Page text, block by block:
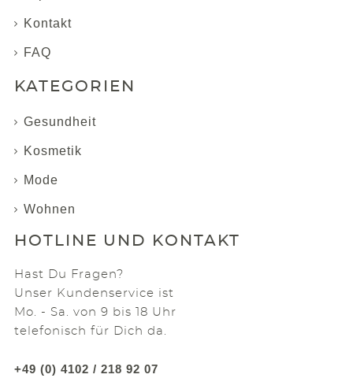
Kontakt
FAQ
KATEGORIEN
Gesundheit
Kosmetik
Mode
Wohnen
HOTLINE UND KONTAKT
Hast Du Fragen?
Unser Kundenservice ist
Mo. - Sa. von 9 bis 18 Uhr
telefonisch für Dich da.
+49 (0) 4102 / 218 92 07